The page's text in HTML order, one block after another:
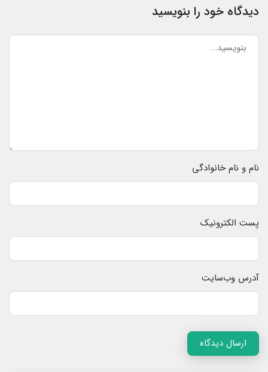
دیدگاه خود را بنویسید
نام و نام خانوادگی
پست الکترونیک
آدرس وب‌سایت
ارسال دیدگاه